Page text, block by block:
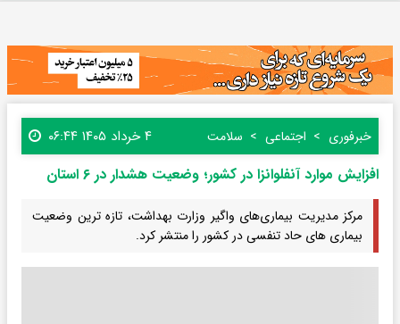
خبرفوری اجتماعی سلامت ۴ خرداد ۱۴۰۵ ۰۶:۴۴
افزایش موارد آنفلوانزا در کشور؛ وضعیت هشدار در ۶ استان
مرکز مدیریت بیماری‌های واگیر وزارت بهداشت، تازه ترین وضعیت
بیماری های حاد تنفسی در کشور را منتشر کرد.